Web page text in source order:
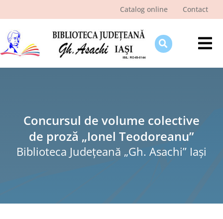
Catalog online Contact
Ştiri şi evenimente
Programe şi proiecte
Interes public
Concursul de volume colective
de proză „Ionel Teodoreanu”
Biblioteca Judeţeană „Gh. Asachi” Iaşi